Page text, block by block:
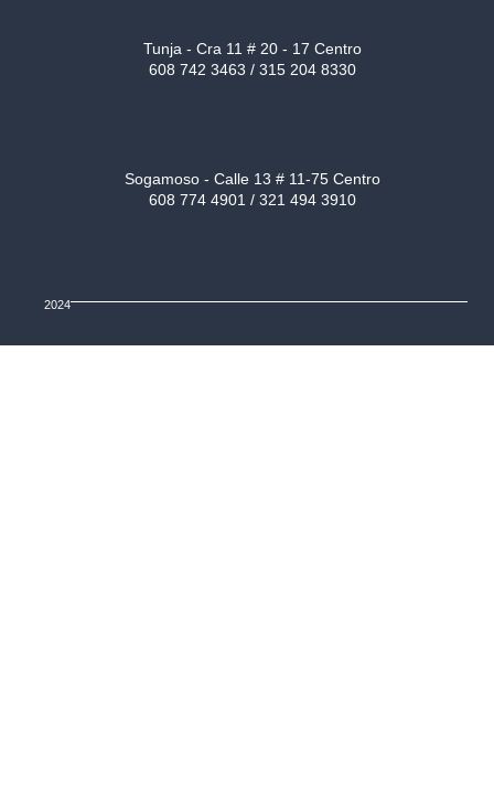
Tunja - Cra 11 # 20 - 17 Centro
608 742 3463 / 315 204 8330
Sogamoso - Calle 13 # 11-75 Centro
608 774 4901 / 321 494 3910
2024